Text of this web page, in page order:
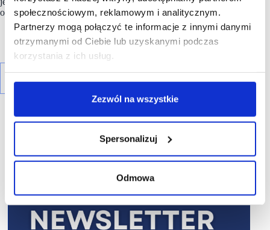
społecznościowym, reklamowym i analitycznym.
Partnerzy mogą połączyć te informacje z innymi danymi
otrzymanymi od Ciebie lub uzyskanymi podczas
korzystania z ich usług.
Zezwól na wszystkie
Spersonalizuj
Odmowa
oraz Polskiego Związku Firm Deweloperskich.